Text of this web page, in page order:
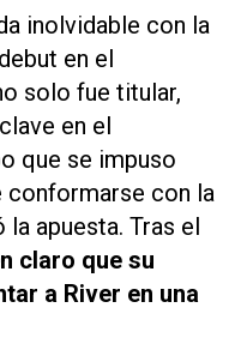
inolvidable con la
en el
solo fue titular,
en el
que se impuso
conformarse con la
apuesta. Tras el
claro que su
a River en una